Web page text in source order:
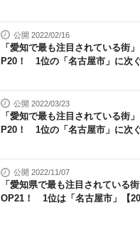
公開 2022/02/16
「愛知で最も注目されている街
P20！ 1位の「名古屋市」に次
公開 2022/03/23
「愛知で最も注目されている街
P20！ 1位の「名古屋市」に次
公開 2022/11/07
「愛知県で最も注目されている
OP21！ 1位は「名古屋市」【